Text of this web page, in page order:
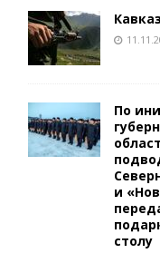
По
и
столу